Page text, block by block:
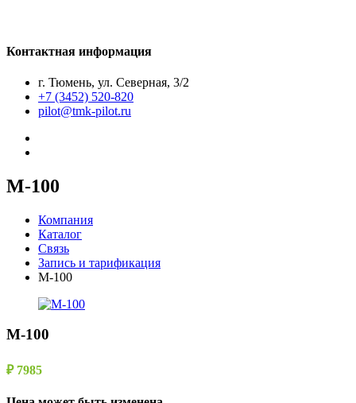
Контактная информация
г. Тюмень, ул. Северная, 3/2
+7 (3452) 520-820
pilot@tmk-pilot.ru
М-100
Компания
Каталог
Связь
Запись и тарификация
М-100
М-100
₽ 7985